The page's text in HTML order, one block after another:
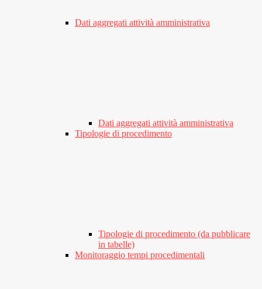
Dati aggregati attività amministrativa
Dati aggregati attività amministrativa
Tipologie di procedimento
Tipologie di procedimento (da pubblicare
in tabelle)
Monitoraggio tempi procedimentali